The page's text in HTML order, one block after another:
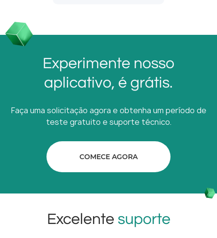
Experimente nosso
aplicativo, é grátis.
Faça uma solicitação agora e obtenha um período de
teste gratuito e suporte técnico.
COMECE AGORA
Excelente suporte